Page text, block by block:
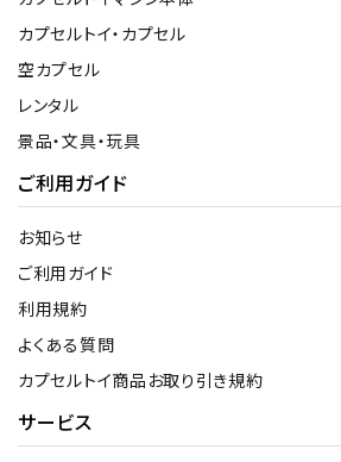
カプセルトイ・カプセル
空カプセル
レンタル
景品・文具・玩具
ご利用ガイド
お知らせ
ご利用ガイド
利用規約
よくある質問
カプセルトイ商品お取り引き規約
サービス